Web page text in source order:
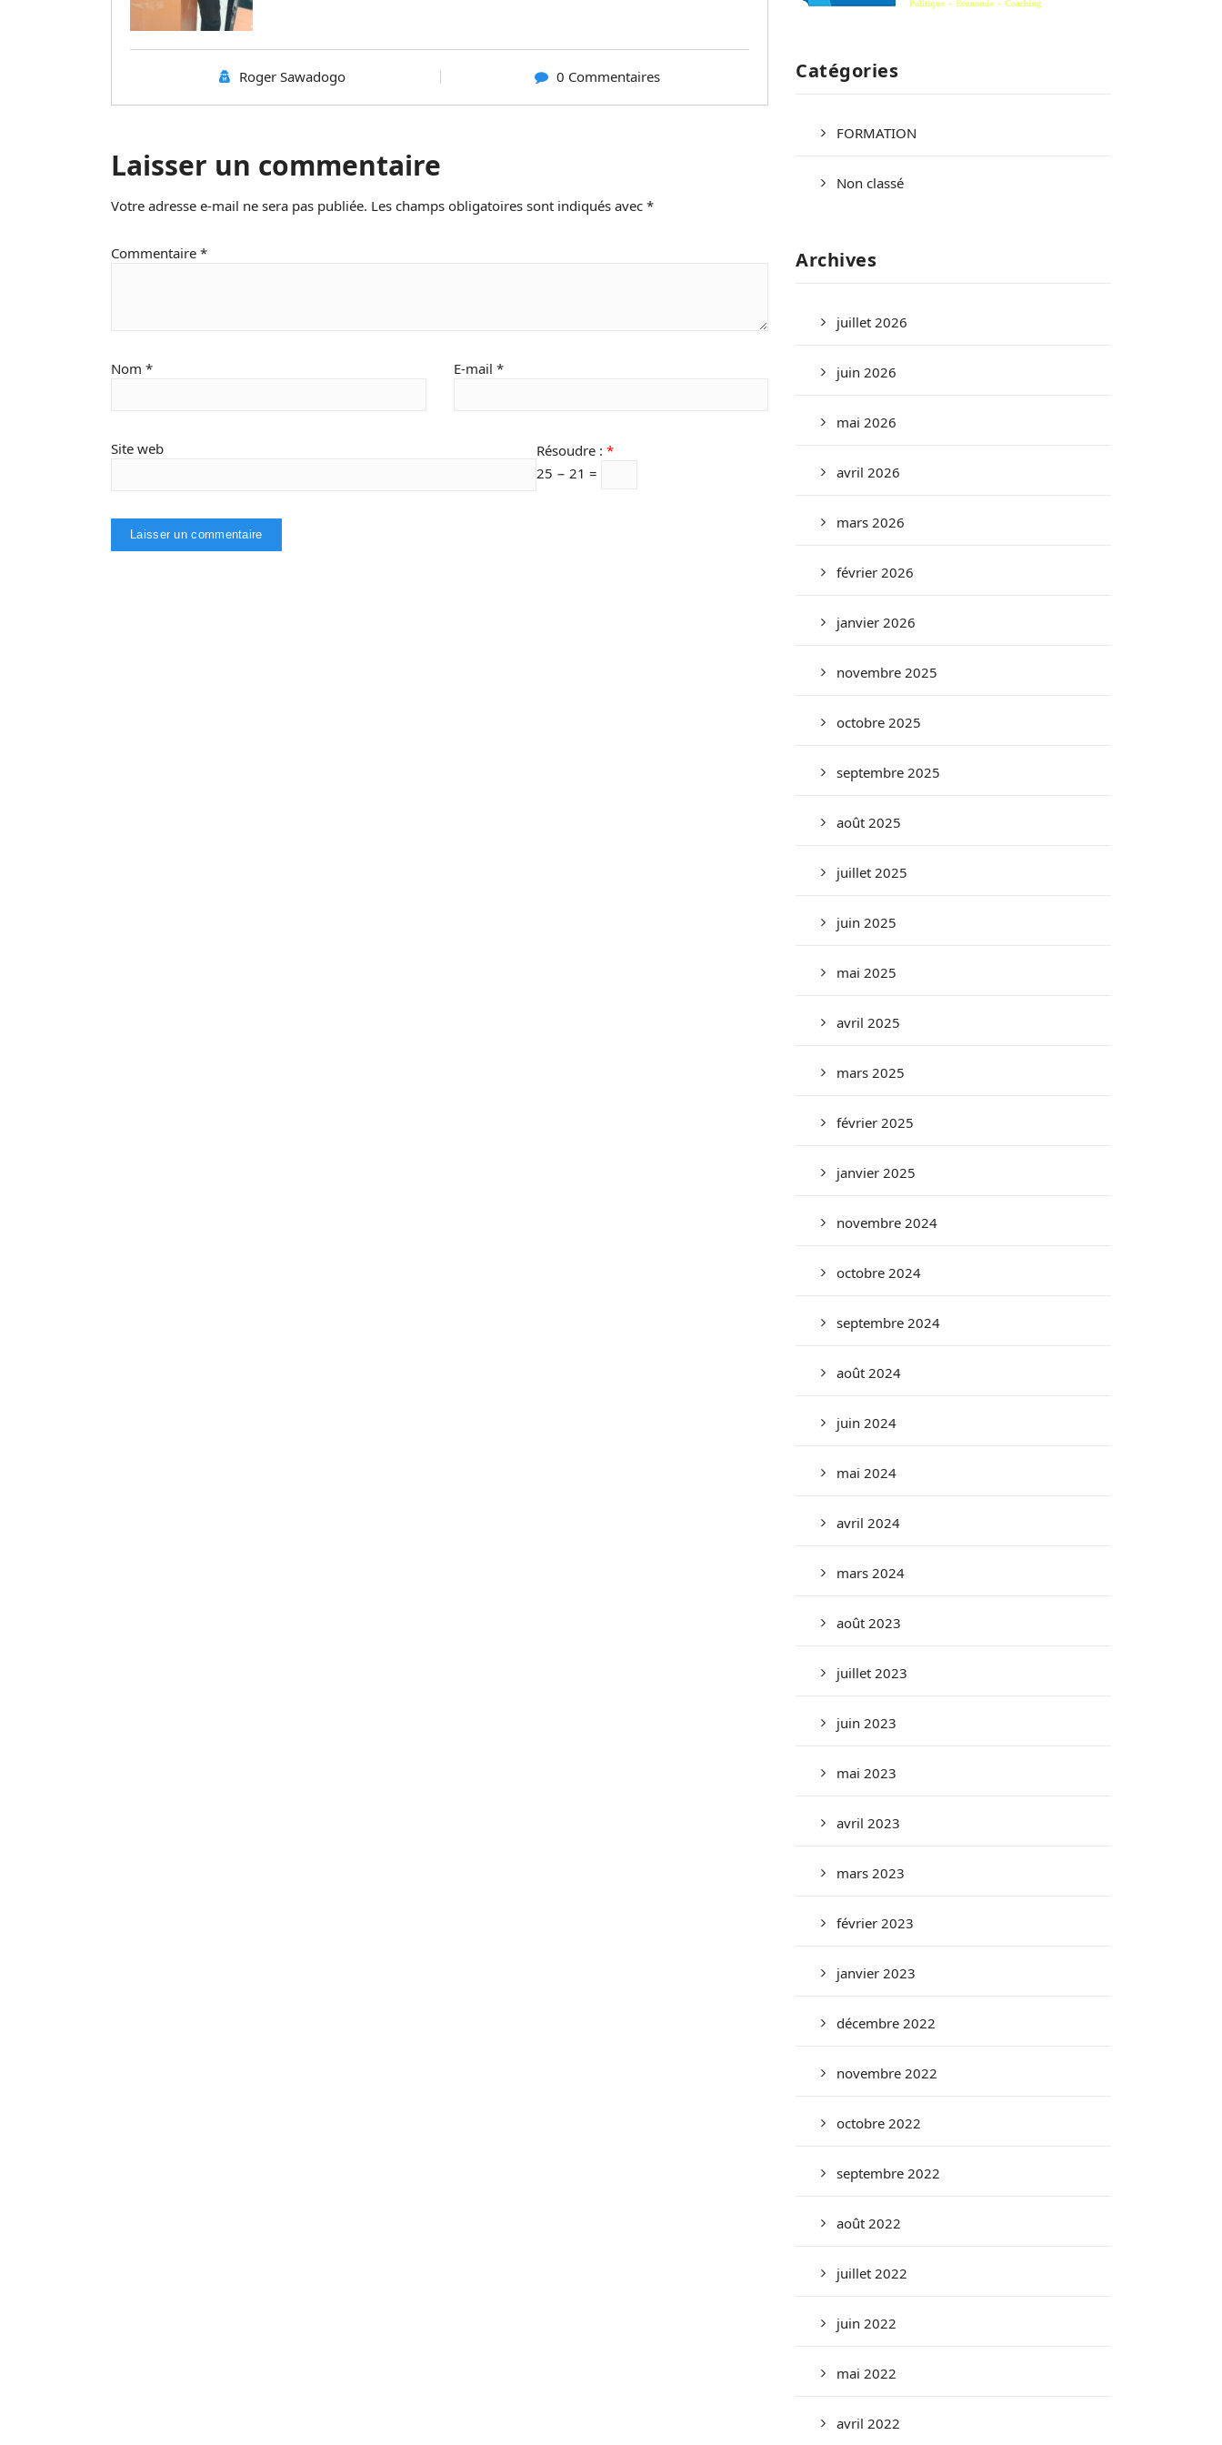
Roger Sawadogo 0 Commentaires
Laisser un commentaire
Votre adresse e-mail ne sera pas publiée. Les champs obligatoires sont indiqués avec *
Commentaire *
Nom * E-mail *
Site web Résoudre : *
25 − 21 =
Catégories
FORMATION
Non classé
Archives
juillet 2026
juin 2026
mai 2026
avril 2026
mars 2026
février 2026
janvier 2026
novembre 2025
octobre 2025
septembre 2025
août 2025
juillet 2025
juin 2025
mai 2025
avril 2025
mars 2025
février 2025
janvier 2025
novembre 2024
octobre 2024
septembre 2024
août 2024
juin 2024
mai 2024
avril 2024
mars 2024
août 2023
juillet 2023
juin 2023
mai 2023
avril 2023
mars 2023
février 2023
janvier 2023
décembre 2022
novembre 2022
octobre 2022
septembre 2022
août 2022
juillet 2022
juin 2022
mai 2022
avril 2022